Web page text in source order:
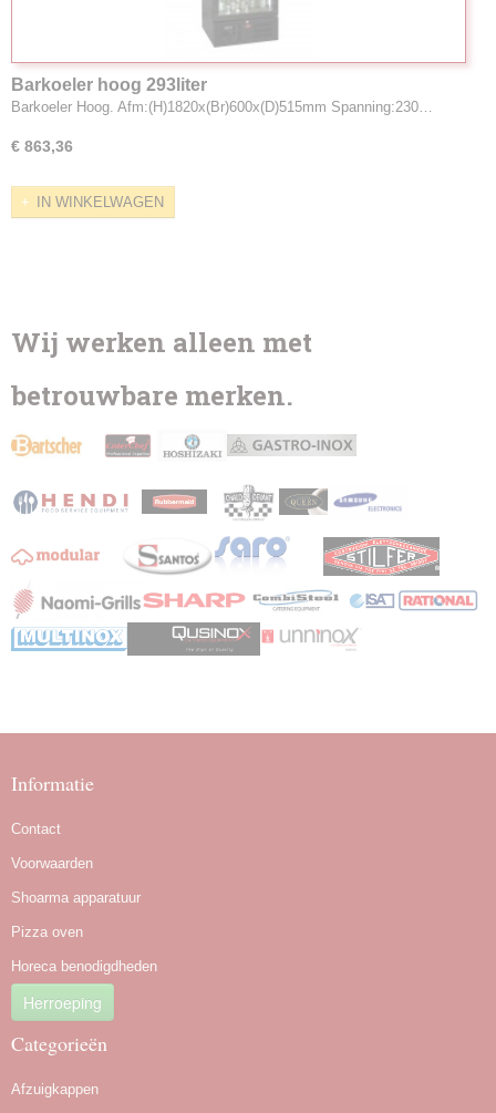
Barkoeler hoog 293liter
Barkoeler Hoog. Afm:(H)1820x(Br)600x(D)515mm Spanning:230…
€ 863,36
IN WINKELWAGEN
Wij werken alleen met
betrouwbare merken.
Informatie
Contact
Voorwaarden
Shoarma apparatuur
Pizza oven
Horeca benodigdheden
Herroeping
Categorieën
Afzuigkappen